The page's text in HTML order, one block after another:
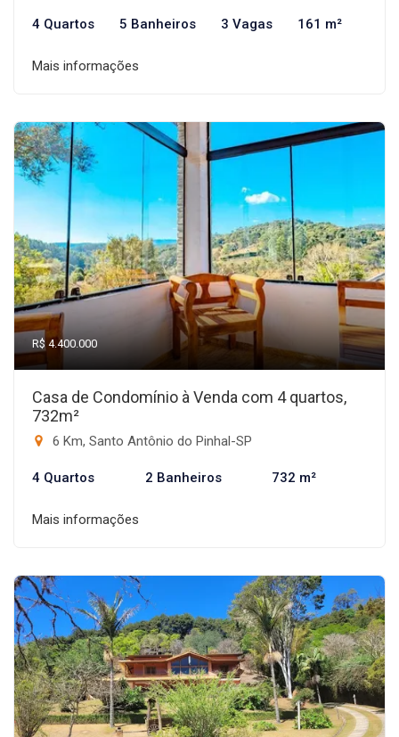
4 Quartos 5 Banheiros 3 Vagas 161 m²
Mais informações
R$ 4.400.000
Casa de Condomínio à Venda com 4 quartos,
732m²
6 Km, Santo Antônio do Pinhal-SP
4 Quartos 2 Banheiros 732 m²
Mais informações